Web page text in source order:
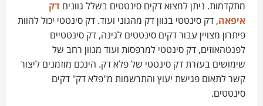
מתקדמות. ניתן למצוא דקים סינטטים בשלל גוונים דק
איפאה, דק סינטטי בגוון דק מהגוני ועוד. דק סינטטי יכול להוות
פיתרון מצויין עבור דקים סינטטים לגינה, דק סינטטיים
לפנטהאוזים, דק סינטטי למרפסות ועוד מגוון רחב של
שימושים בעזרת דק סינטטי של פלא דק. הינכם מוזמנים ליצור
קשר לתאום פגישת יעוץ והתרשמות מ"פלא דק" דקים
סינטטים.